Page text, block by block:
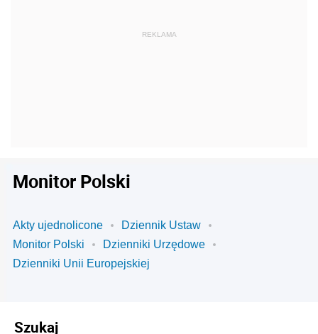
Monitor Polski
Akty ujednolicone
Dziennik Ustaw
Monitor Polski
Dzienniki Urzędowe
Dzienniki Unii Europejskiej
Szukaj